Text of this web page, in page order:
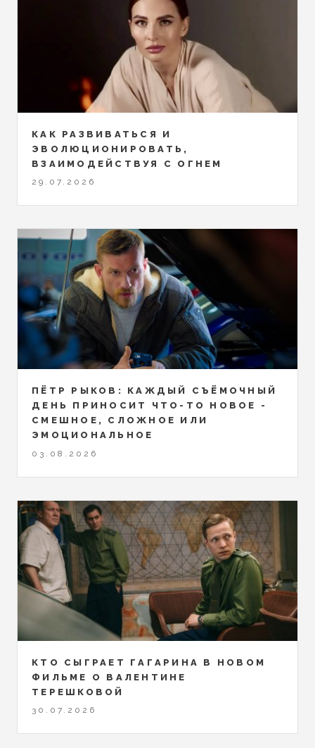
КАК РАЗВИВАТЬСЯ И
ЭВОЛЮЦИОНИРОВАТЬ,
ВЗАИМОДЕЙСТВУЯ С ОГНЕМ
29.07.2026
ПЁТР РЫКОВ: КАЖДЫЙ СЪЁМОЧНЫЙ
ДЕНЬ ПРИНОСИТ ЧТО-ТО НОВОЕ -
СМЕШНОЕ, СЛОЖНОЕ ИЛИ
ЭМОЦИОНАЛЬНОЕ
03.08.2026
КТО СЫГРАЕТ ГАГАРИНА В НОВОМ
ФИЛЬМЕ О ВАЛЕНТИНЕ
ТЕРЕШКОВОЙ
30.07.2026